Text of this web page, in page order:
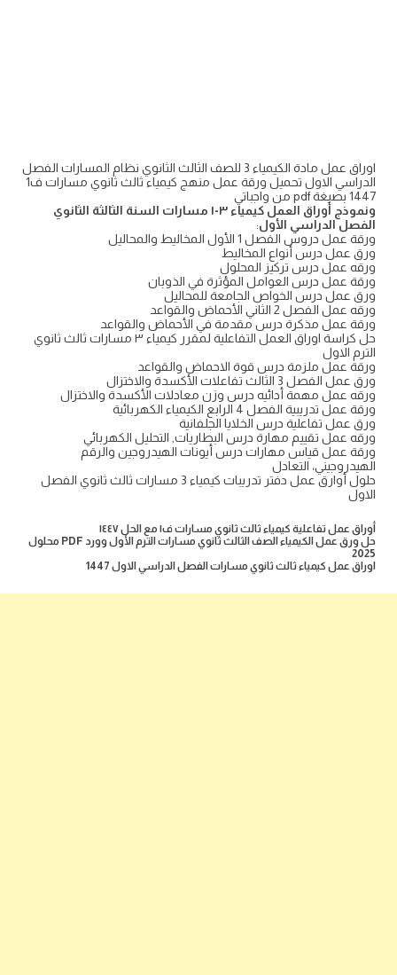
اوراق عمل مادة الكيمياء 3 للصف الثالث الثانوي نظام المسارات الفصل
الدراسي الاول تحميل ورقة عمل منهج كيمياء ثالث ثانوي مسارات ف1
1447 بصيغة pdf من واجباتي
ونموذج أوراق العمل كيمياء ٣-١ مسارات السنة الثالثة الثانوي
الفصل الدراسي الأول:
ورقة عمل دروس الفصل 1 الأول المخاليط والمحاليل
ورق عمل درس أنواع المخاليط
ورقه عمل درس تركيز المحلول
ورقة عمل درس العوامل المؤثرة في الذوبان
ورق عمل درس الخواص الجامعة للمحاليل
ورقه عمل الفصل 2 الثاني الأحماض والقواعد
ورقة عمل مذكرة درس مقدمة في الأحماض والقواعد
حل كراسة اوراق العمل التفاعلية لمقرر كيمياء ٣ مسارات ثالث ثانوي
الترم الاول
ورقة عمل ملزمة درس قوة الاحماض والقواعد
ورق عمل الفصل 3 الثالث تفاعلات الأكسدة والاختزال
ورقه عمل مهمة أدائيه درس وزن معادلات الأكسدة والاختزال
ورقة عمل تدريبية الفصل 4 الرابع الكيمياء الكهربائية
ورق عمل تفاعلية درس الخلايا الجلفانية
ورقه عمل تقييم مهارة درس البطاريات, التحليل الكهربائي
ورقة عمل قياس مهارات درس أيونات الهيدروجين والرقم
الهيدروجيني، التعادل
حلول أوارق عمل دفتر تدريبات كيمياء 3 مسارات ثالث ثانوي الفصل
الاول
أوراق عمل تفاعلية كيمياء ثالث ثانوي مسارات ف١ مع الحل ١٤٤٧
حل ورق عمل الكيمياء الصف الثالث ثانوي مسارات الترم الأول وورد PDF محلول
2025
اوراق عمل كيمياء ثالث ثانوي مسارات الفصل الدراسي الاول 1447